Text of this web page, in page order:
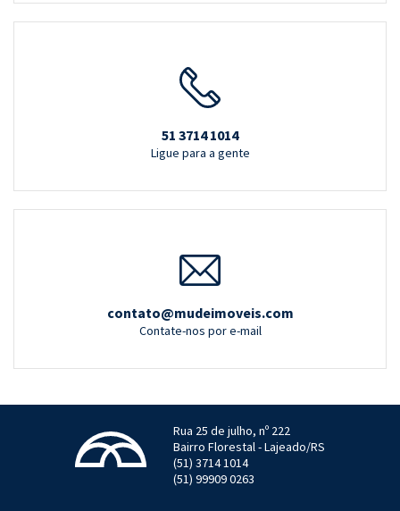
51 3714 1014
Ligue para a gente
contato@mudeimoveis.com
Contate-nos por e-mail
Rua 25 de julho, nº 222
Bairro Florestal - Lajeado/RS
(51) 3714 1014
(51) 99909 0263